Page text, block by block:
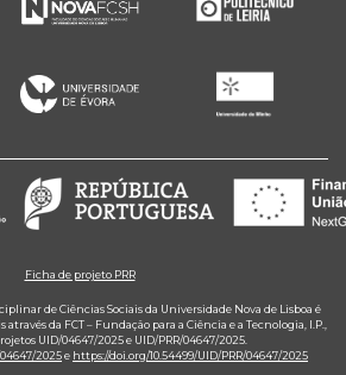
Ficha de projeto PRR
de Ciências Sociais da Universidade Nova de Lisboa é
da FCT – Fundação para a Ciência e a Tecnologia, I.P.,
UID/04647/2025 e UID/PRR/04647/2025.
2025e https://doi.org/10.54499/UID/PRR/04647/2025